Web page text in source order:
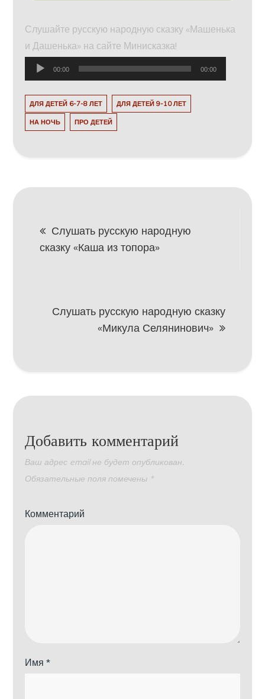
Слушайте русскую народную сказку «Машенька
и Дашенька» на сайте Минисказка!
Аудиоплеер
00:00 00:00
ДЛЯ ДЕТЕЙ 6-7-8 ЛЕТ ДЛЯ ДЕТЕЙ 9-10 ЛЕТ
НА НОЧЬ ПРО ДЕТЕЙ
Навигация
по
Слушать русскую народную
сказку «Каша из топора»
Слушать русскую народную сказку
«Микула Селянинович»
Добавить комментарий
Ваш адрес email не будет опубликован.
Обязательные поля помечены *
Комментарий
Имя*